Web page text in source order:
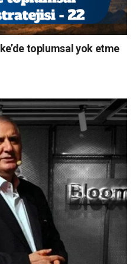
toplumsal yok etme